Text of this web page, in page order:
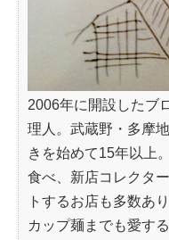
2006年に開設したブ
理人。武蔵野・多摩
きを始めて15年以上
食べ、新店コレクタ
トするお店も多数あ
カップ麺までも愛す